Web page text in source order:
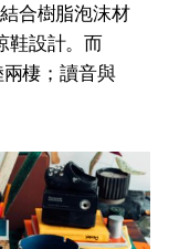
合樹脂泡沫材
鞋設計。而
兩棲；讀音與